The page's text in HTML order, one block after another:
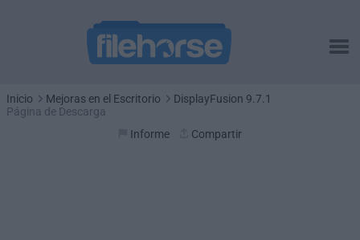
Inicio Mejoras en el Escritorio
DisplayFusion 9.7.1
Página de Descarga
Informe
Compartir